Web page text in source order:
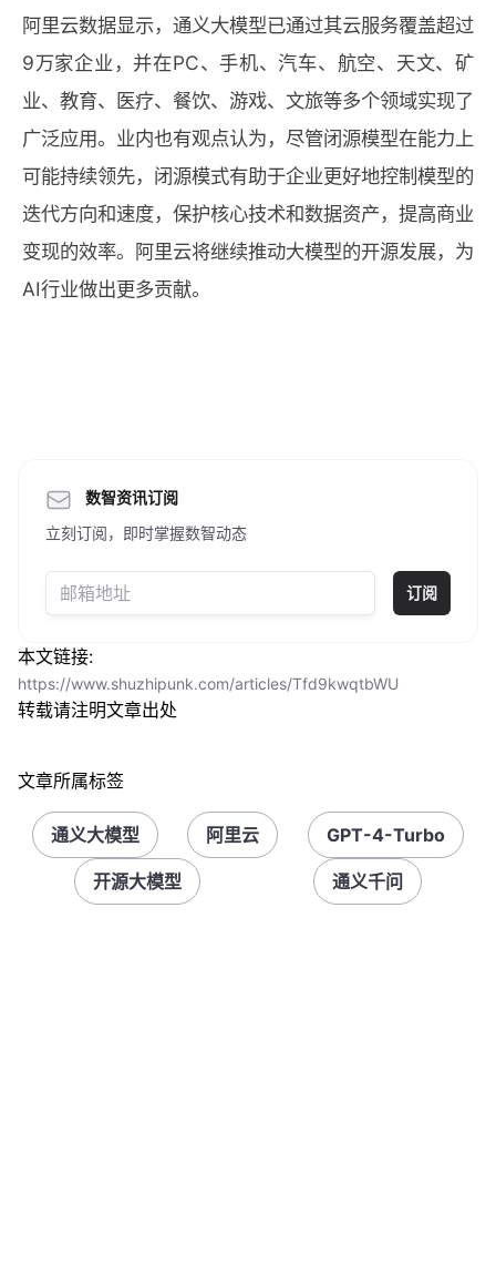
阿里云数据显示，通义大模型已通过其云服务覆盖超过
9万家企业，并在PC、手机、汽车、航空、天文、矿
业、教育、医疗、餐饮、游戏、文旅等多个领域实现了
广泛应用。业内也有观点认为，尽管闭源模型在能力上
可能持续领先，闭源模式有助于企业更好地控制模型的
迭代方向和速度，保护核心技术和数据资产，提高商业
变现的效率。阿里云将继续推动大模型的开源发展，为
AI行业做出更多贡献。
数智资讯订阅
立刻订阅，即时掌握数智动态
订阅
本文链接:
https://www.shuzhipunk.com/articles/Tfd9kwqtbWU
转载请注明文章出处
文章所属标签
通义大模型 阿里云 GPT-4-Turbo
开源大模型 通义千问